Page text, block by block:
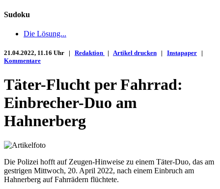
Sudoku
Die Lösung...
21.04.2022, 11.16 Uhr | Redaktion | Artikel drucken | Instapaper |
Kommentare
Täter-Flucht per Fahrrad:
Einbrecher-Duo am
Hahnerberg
Die Polizei hofft auf Zeugen-Hinweise zu einem Täter-Duo, das am
gestrigen Mittwoch, 20. April 2022, nach einem Einbruch am
Hahnerberg auf Fahrrädern flüchtete.